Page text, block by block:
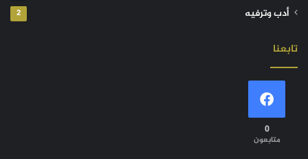
أدب وترفيه 2
تابعنا
0
متابعون